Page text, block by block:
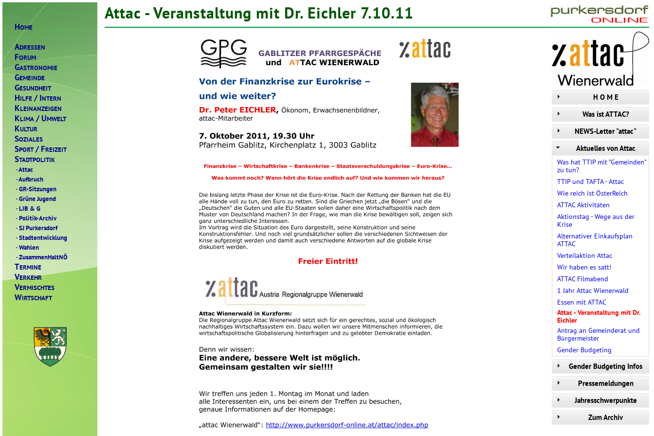
HOME
ADRESSEN
FORUM
GASTRONOMIE
GEMEINDE
GESUNDHEIT
HILFE / INTERN
KLEINANZEIGEN
KLIMA / UMWELT
KULTUR
SOZIALES
SPORT/ FREIZEIT
STADTPOLITIK
·Attac
·Aufbruch
·GR-Sitzungen
·Grüne Jugend
·LIB & G
·Politik-Archiv
·SJ Purkersdorf
·Stadtentwicklung
·Wahlen
·ZusammenHaltNÖ
TERMINE
VERKEHR
VERMISCHTES
WIRTSCHAFT
Attac - Veranstaltung mit Dr. Eichler 7.10.11
H O M E
Was ist ATTAC?
NEWS-Letter "attac"
Aktuelles von Attac
Was hat TTIP mit "Gemeinden"
zu tun?
TTIP und TAFTA - Attac
Wie reich ist ÖsterReich
ATTAC Aktivitäten
Aktionstag - Wege aus der
Krise
Alternativer Einkaufsplan
ATTAC
Verteilaktion Attac
Wir haben es satt!
ATTAC Filmabend
1 Jahr Attac Wienerwald
Essen mit ATTAC
Attac - Veranstaltung mit Dr.
Eichler
Antrag an Gemeinderat und
Bürgermeister
Gender Budgeting
Gender Budgeting Infos
Pressemeldungen
Jahresschwerpunkte
Zum Archiv